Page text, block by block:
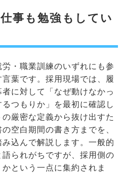
事も勉強もしてい
労・職業訓練のいずれにも参
葉です。採用現場では、履
に対して「なぜ動けなかっ
つもりか」を最初に確認し
厳密な定義から抜け出すた
空白期間の書き方までを、
込んで解説します。一般的
られがちですが、採用側の
という一点に集約されま